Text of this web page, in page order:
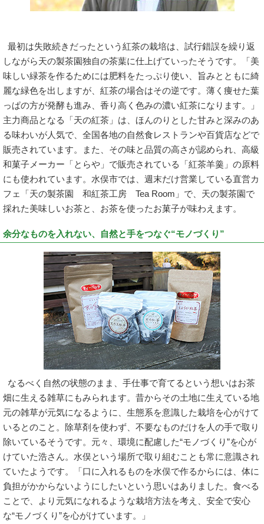
最初は失敗続きだったという紅茶の栽培は、試行錯誤を繰り返
しながら天の製茶園独自の茶葉に仕上げていったそうです。「美
味しい緑茶を作るためには肥料をたっぷり使い、旨みとともに綺
麗な緑色を出しますが、紅茶の場合はその逆です。薄く痩せた葉
っぱの方が発酵も進み、香り高く色みの濃い紅茶になります。」
主力商品となる「天の紅茶」は、ほんのりとした甘みと深みのあ
る味わいが人気で、全国各地の自然食レストランや百貨店などで
販売されています。また、その味と品質の高さが認められ、高級
和菓子メーカー「とらや」で販売されている「紅茶羊羹」の原料
にも使われています。水俣市では、週末だけ営業している直営カ
フェ「天の製茶園 和紅茶工房 Tea Room」で、天の製茶園で
採れた美味しいお茶と、お茶を使ったお菓子が味わえます。
余分なものを入れない、自然と手をつなぐ“モノづくり”
なるべく自然の状態のまま、手仕事で育てるという想いはお茶
畑に生える雑草にもみられます。昔からその土地に生えている地
元の雑草が元気になるように、生態系を意識した栽培を心がけて
いるとのこと。除草剤を使わず、不要なものだけを人の手で取り
除いているそうです。元々、環境に配慮した“モノづくり”を心が
けていた浩さん。水俣という場所で取り組むことも常に意識され
ていたようです。「口に入れるものを水俣で作るからには、体に
負担がかからないようにしたいという思いはありました。食べる
ことで、より元気になれるような栽培方法を考え、安全で安心
な“モノづくり”を心がけています。」